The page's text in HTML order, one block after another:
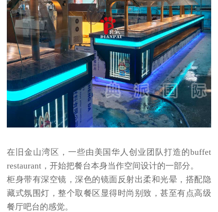
在旧金山湾区，一些由美国华人创业团队打造的buffet
restaurant，开始把餐台本身当作空间设计的一部分。
柜身带有深空镜，深色的镜面反射出柔和光晕，搭配隐
藏式氛围灯，整个取餐区显得时尚别致，甚至有点高级
餐厅吧台的感觉。